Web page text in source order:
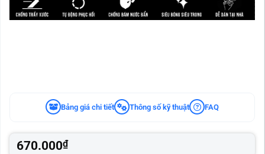
Bảng giá chi tiết Thông số kỹ thuật FAQ
670.000₫